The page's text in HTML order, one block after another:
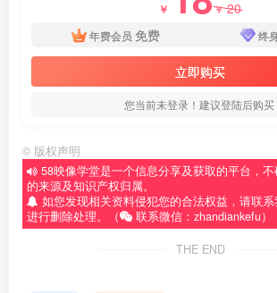
￥ ￥20
年费会员 免费 终
立即购买
您当前未登录！建议登陆后购
© 版权声明
58映像学堂是一个信息分享及获取的平台，
的来源及知识产权归属。
如您发现相关资料侵犯您的合法权益，请联
进行删除处理。（
联系微信：zhandiankefu）
THE END